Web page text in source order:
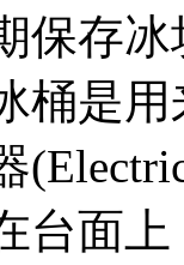
保存
桶是
台面